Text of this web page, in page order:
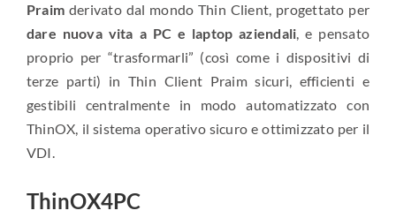
Praim derivato dal mondo Thin Client, progettato per
dare nuova vita a PC e laptop aziendali, e pensato
proprio per “trasformarli” (così come i dispositivi di
terze parti) in Thin Client Praim sicuri, efficienti e
gestibili centralmente in modo automatizzato con
ThinOX, il sistema operativo sicuro e ottimizzato per il
VDI.
ThinOX4PC